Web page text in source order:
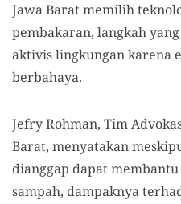
Jawa Barat memilih
pembakaran, langkah
aktivis lingkungan karena
berbahaya.
Jefry Rohman, Tim
Barat, menyatakan
dianggap dapat
sampah, dampaknya